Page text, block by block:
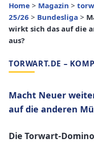
Home > Magazin >
25/26 > Bundesliga >
wirkt sich das auf die
aus?
TORWART.DE –
Macht Neuer
auf die anderen
Die Torwart-